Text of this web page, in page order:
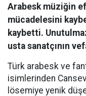
Arabesk müziğin
mücadelesini
kaybetti.
usta sanatçının
Türk arabesk ve
isimlerinden
lösemiye yenik